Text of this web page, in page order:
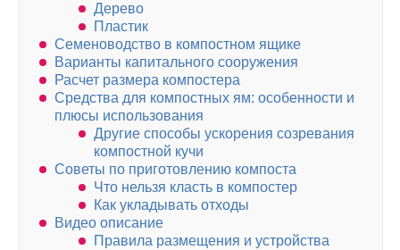
Дерево
Пластик
Семеноводство в компостном ящике
Варианты капитального сооружения
Расчет размера компостера
Средства для компостных ям: особенности и
плюсы использования
Другие способы ускорения созревания
компостной кучи
Советы по приготовлению компоста
Что нельзя класть в компостер
Как укладывать отходы
Видео описание
Правила размещения и устройства